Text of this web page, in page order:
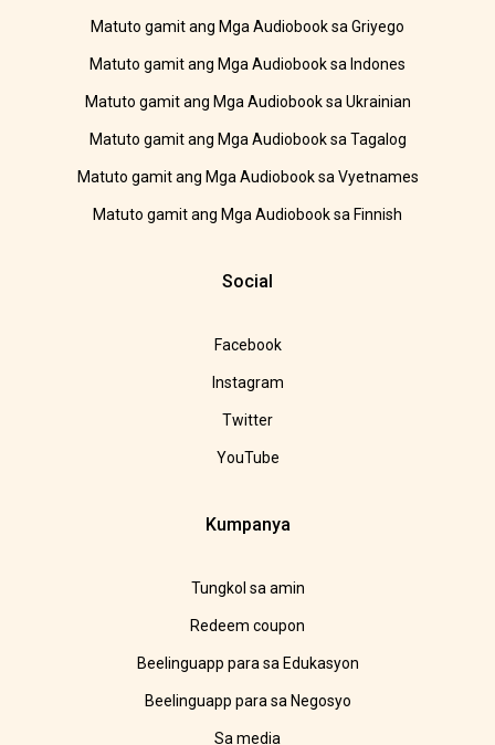
Matuto gamit ang Mga Audiobook sa Griyego
Matuto gamit ang Mga Audiobook sa Indones
Matuto gamit ang Mga Audiobook sa Ukrainian
Matuto gamit ang Mga Audiobook sa Tagalog
Matuto gamit ang Mga Audiobook sa Vyetnames
Matuto gamit ang Mga Audiobook sa Finnish
Social
Facebook
Instagram
Twitter
YouTube
Kumpanya
Tungkol sa amin
Redeem coupon
Beelinguapp para sa Edukasyon
Beelinguapp para sa Negosyo
Sa media